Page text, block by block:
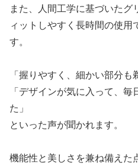
また、人間工学に基づいた
ィットしやすく長時間の使
す。
「握りやすく、細かい部分も
「デザインが気に入って、
た」
といった声が聞かれます。
機能性と美しさを兼ね備えた